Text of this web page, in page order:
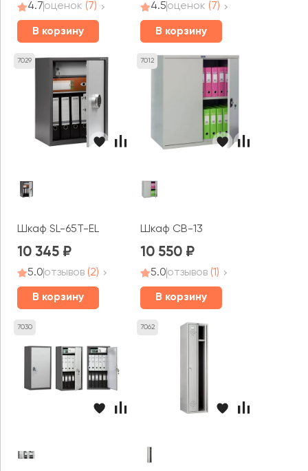
4.7оценок (7)
В корзину
4.5оценок (7)
В корзину
7029
Шкаф SL-65T-EL
10 345
5.0отзывов (2)
В корзину
7012
Шкаф CB-13
10 550
5.0отзывов (1)
В корзину
7030 7062